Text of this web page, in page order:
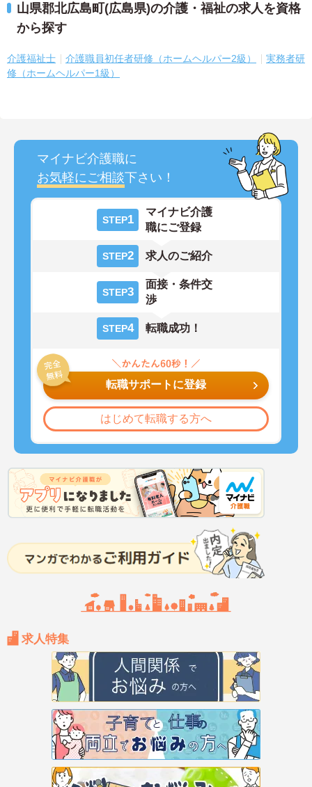
山県郡北広島町(広島県)の介護・福祉の求人を資格
から探す
介護福祉士 介護職員初任者研修（ホームヘルパー2級）
実務者研
修（ホームヘルパー1級）
マイナビ介護職に
お気軽にご相談下さい！
STEP1
マイナビ介護
職にご登録
STEP2 求人のご紹介
STEP3
面接・条件交
渉
STEP4 転職成功！
転職サポートに登録
はじめて転職する方へ
求人特集